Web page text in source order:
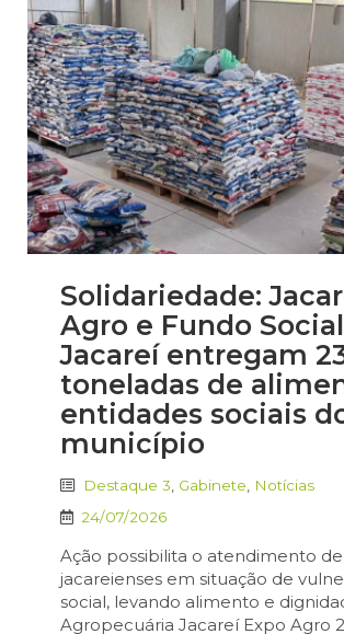
Solidariedade:
Agro e Fundo
Jacareí entregam
toneladas de
entidades sociais
município
Destaque 3 Gabinete
Notícias
24/07/2026
Ação possibilita o atendimento
jacareienses em situação de
social, levando alimento e
Agropecuária Jacareí Expo Agro